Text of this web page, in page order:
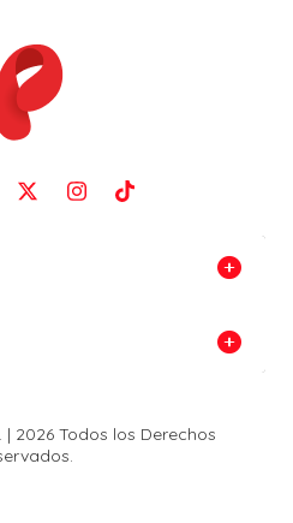
| 2026 Todos los Derechos